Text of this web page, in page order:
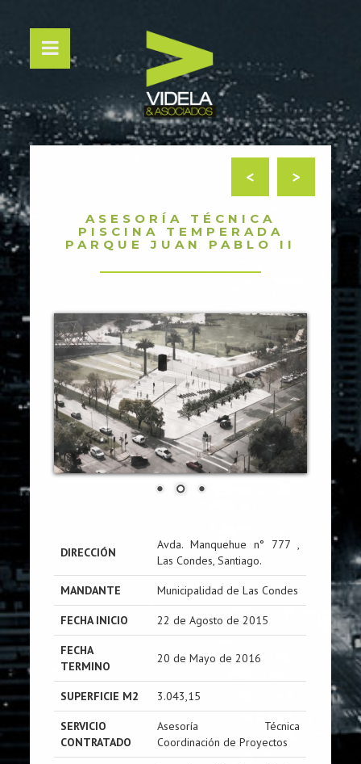
>
<
ASESORÍA TÉCNICA
PISCINA TEMPERADA
PARQUE JUAN PABLO II
DIRECCIÓN
Avda. Manquehue n° 777 ,
Las Condes, Santiago.
MANDANTE Municipalidad de Las Condes
FECHA INICIO 22 de Agosto de 2015
FECHA
TERMINO
20 de Mayo de 2016
SUPERFICIE M2 3.043,15
SERVICIO
CONTRATADO
Asesoría Técnica
Coordinación de Proyectos